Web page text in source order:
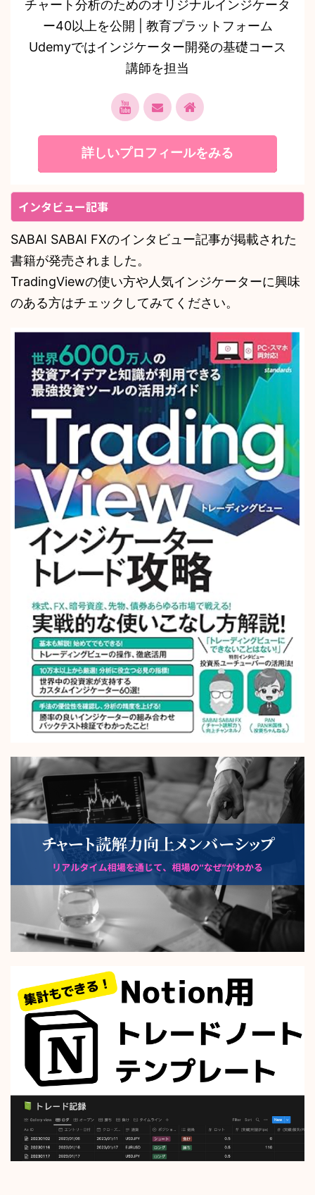
チャート分析のためのオリジナルインジケータ
ー40以上を公開 | 教育プラットフォーム
Udemyではインジケーター開発の基礎コース
講師を担当
詳しいプロフィールをみる
インタビュー記事
SABAI SABAI FXのインタビュー記事が掲載された
書籍が発売されました。
TradingViewの使い方や人気インジケーターに興味
のある方はチェックしてみてください。